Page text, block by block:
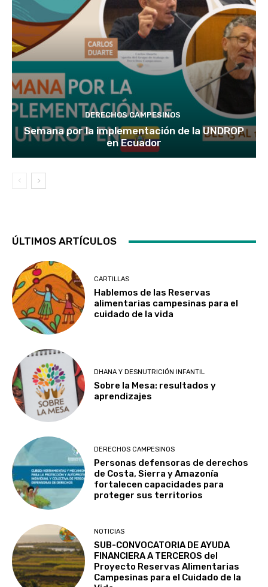
DERECHOS CAMPESINOS
Semana por la implementación de la UNDROP
en Ecuador
ÚLTIMOS ARTÍCULOS
CARTILLAS
Hablemos de las Reservas
alimentarias campesinas para el
cuidado de la vida
DHANA Y DESNUTRICIÓN INFANTIL
Sobre la Mesa: resultados y
aprendizajes
DERECHOS CAMPESINOS
Personas defensoras de derechos
de Costa, Sierra y Amazonía
fortalecen capacidades para
proteger sus territorios
NOTICIAS
SUB-CONVOCATORIA DE AYUDA
FINANCIERA A TERCEROS del
Proyecto Reservas Alimentarias
Campesinas para el Cuidado de la